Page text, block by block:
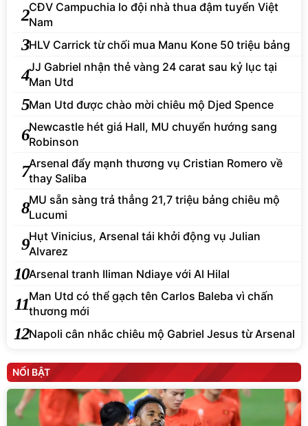
2CĐV Campuchia lo đội nhà thua đậm tuyển Việt
Nam
3HLV Carrick từ chối mua Manu Kone 50 triệu bảng
4JJ Gabriel nhận thẻ vàng 24 carat sau kỷ lục tại
Man Utd
5Man Utd được chào mời chiêu mộ Djed Spence
6Newcastle hét giá Hall, MU chuyển hướng sang
Robinson
7Arsenal đẩy mạnh thương vụ Cristian Romero về
thay Saliba
8MU sẵn sàng trả thẳng 21,7 triệu bảng chiêu mộ
Lucumi
9Hụt Vinicius, Arsenal tái khởi động vụ Julian
Alvarez
10Arsenal tranh Iliman Ndiaye với Al Hilal
11Man Utd có thể gạch tên Carlos Baleba vì chấn
thương mới
12Napoli cân nhắc chiêu mộ Gabriel Jesus từ Arsenal
NỔI BẬT